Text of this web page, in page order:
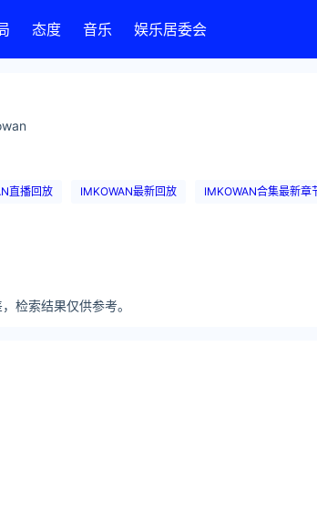
态度 音乐 娱乐居委会
直播回放 IMKOWAN最新回放 IMKOWAN合集最新章
检索结果仅供参考。